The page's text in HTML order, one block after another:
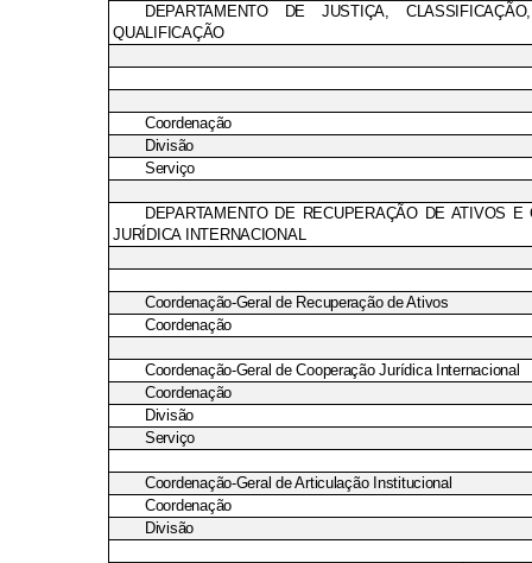
DEPARTAMENTO DE JUSTIÇA,
QUALIFICAÇÃO
Coordenação
Divisão
Serviço
DEPARTAMENTO DE RECUPERAÇÃO DE ATIVOS E
JURÍDICA INTERNACIONAL
Coordenação-Geral de Recuperação de Ativos
Coordenação
Coordenação-Geral de Cooperação Jurídica Internacional
Coordenação
Divisão
Serviço
Coordenação-Geral de Articulação Institucional
Coordenação
Divisão